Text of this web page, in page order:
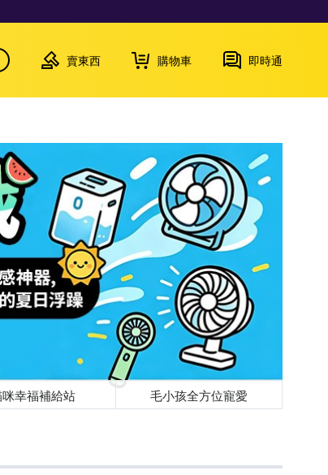
賣東西 購物車 即時通
幸福補給站 毛小孩全方位寵愛